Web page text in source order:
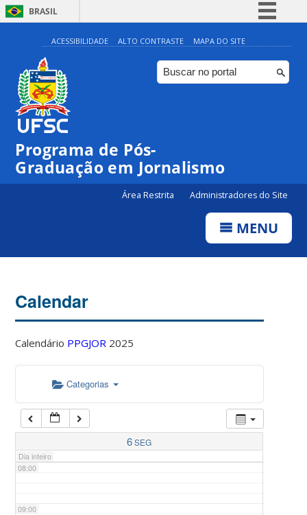
BRASIL
Simplifique!
Comunica BR
Participe
ACESSIBILIDADE ALTO CONTRASTE MAPA DO SITE
Programa de Pós-
Graduação em Jornalismo
Área Restrita Administradores do Site
MENU
Calendar
Calendário PPGJOR 2025
Categorias
6SEG
Dia inteiro
04:00
05:00
07:00
08:00
09:00